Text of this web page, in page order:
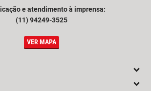
e atendimento à imprensa:
(11) 94249-3525
VER MAPA